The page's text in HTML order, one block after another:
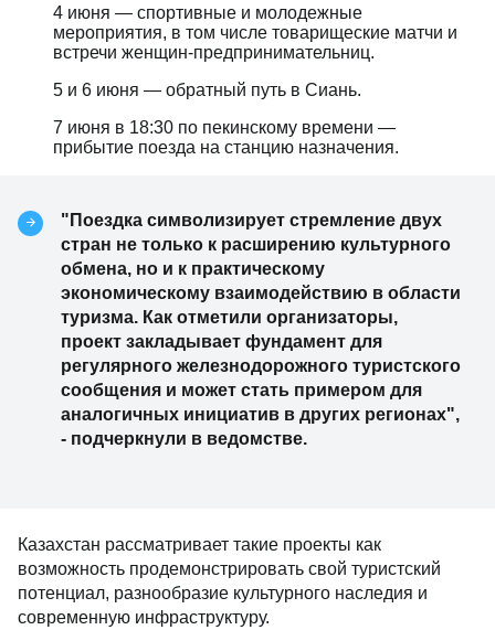
4 июня — спортивные и молодежные
мероприятия, в том числе товарищеские матчи и
встречи женщин-предпринимательниц.
5 и 6 июня — обратный путь в Сиань.
7 июня в 18:30 по пекинскому времени —
прибытие поезда на станцию назначения.
"Поездка символизирует стремление двух
стран не только к расширению культурного
обмена, но и к практическому
экономическому взаимодействию в области
туризма. Как отметили организаторы,
проект закладывает фундамент для
регулярного железнодорожного туристского
сообщения и может стать примером для
аналогичных инициатив в других регионах",
- подчеркнули в ведомстве.
Казахстан рассматривает такие проекты как
возможность продемонстрировать свой туристский
потенциал, разнообразие культурного наследия и
современную инфраструктуру.